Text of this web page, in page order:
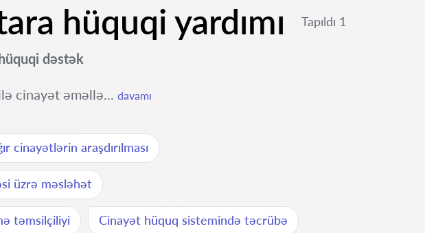
hüquqi yardımı Tapıldı 1
dəstək
cinayət əməllə... davamı
cinayətlərin araşdırılması
üzrə məsləhət
təmsilçiliyi Cinayət hüquq sistemində təcrübə